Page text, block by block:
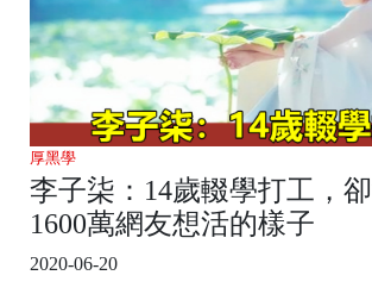
厚黑學
李子柒：14歲輟學打工，
1600萬網友想活的樣子
2020-06-20